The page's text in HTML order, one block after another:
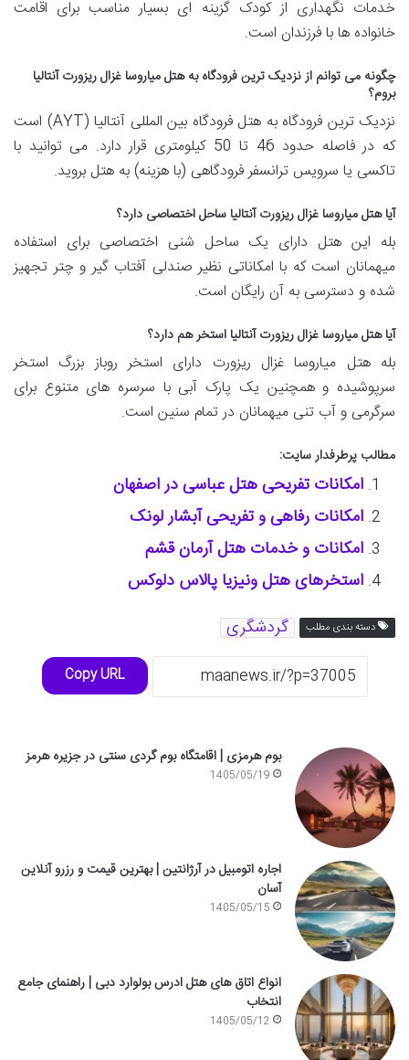
خدمات نگهداری از کودک گزینه ای بسیار مناسب برای اقامت
خانواده ها با فرزندان است.
چگونه می توانم از نزدیک ترین فرودگاه به هتل میاروسا غزال ریزورت آنتالیا
بروم؟
نزدیک ترین فرودگاه به هتل فرودگاه بین المللی آنتالیا (AYT) است
که در فاصله حدود 46 تا 50 کیلومتری قرار دارد. می توانید با
تاکسی یا سرویس ترانسفر فرودگاهی (با هزینه) به هتل بروید.
آیا هتل میاروسا غزال ریزورت آنتالیا ساحل اختصاصی دارد؟
بله این هتل دارای یک ساحل شنی اختصاصی برای استفاده
میهمانان است که با امکاناتی نظیر صندلی آفتاب گیر و چتر تجهیز
شده و دسترسی به آن رایگان است.
آیا هتل میاروسا غزال ریزورت آنتالیا استخر هم دارد؟
بله هتل میاروسا غزال ریزورت دارای استخر روباز بزرگ استخر
سرپوشیده و همچنین یک پارک آبی با سرسره های متنوع برای
سرگرمی و آب تنی میهمانان در تمام سنین است.
مطالب پرطرفدار سایت:
امکانات تفریحی هتل عباسی در اصفهان
امکانات رفاهی و تفریحی آبشار لونک
امکانات و خدمات هتل آرمان قشم
استخرهای هتل ونیزیا پالاس دلوکس
دسته بندی مطلب گردشگری
Copy URL
بوم هرمزی | اقامتگاه بوم گردی سنتی در جزیره هرمز
1405/05/19
اجاره اتومبیل در آرژانتین | بهترین قیمت و رزرو آنلاین
آسان
1405/05/15
انواع اتاق های هتل ادرس بولوارد دبی | راهنمای جامع
انتخاب
1405/05/12